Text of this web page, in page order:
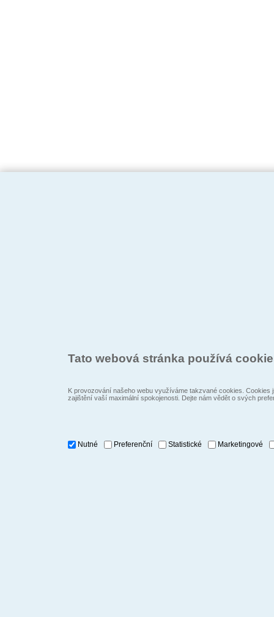
Tato webová stránka používá
K provozování našeho webu využíváme takzvané cookies.
zajištění vaší maximální spokojenosti. Dejte nám vědět o svých
Nutné Preferenční Statistické Marketingové